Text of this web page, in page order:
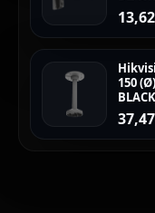
13,62
150
BLACK
37,47